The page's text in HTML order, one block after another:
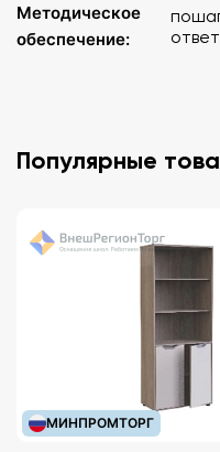
Методическое
обеспечение:
Популярные
МИНПРОМТОРГ